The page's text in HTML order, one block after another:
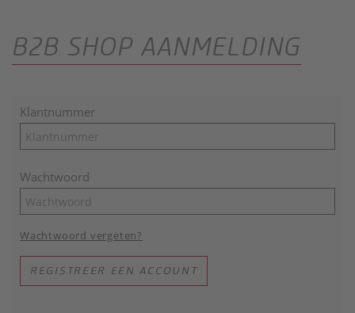
B2B SHOP AANMELDING
Klantnummer
Wachtwoord
Wachtwoord vergeten?
REGISTREER EEN ACCOUNT